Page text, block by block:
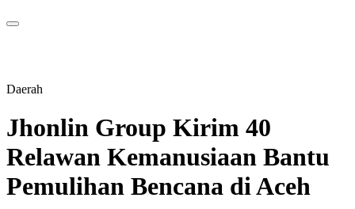
Daerah
Jhonlin Group Kirim 40
Relawan Kemanusiaan Bantu
Pemulihan Bencana di Aceh